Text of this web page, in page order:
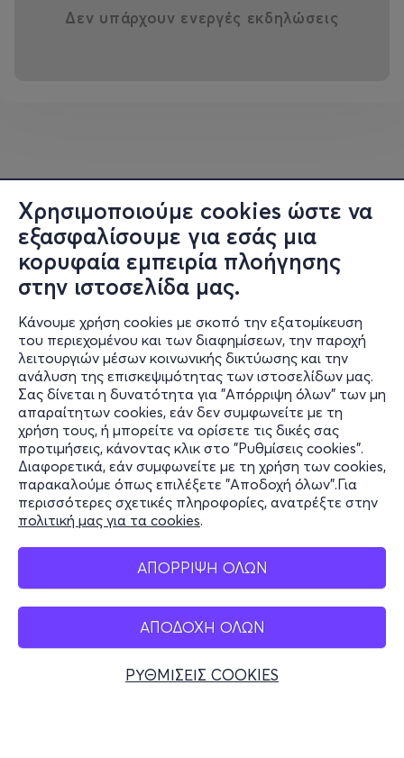
Χρησιμοποιούμε cookies ώστε να
εξασφαλίσουμε για εσάς μια
κορυφαία εμπειρία πλοήγησης
στην ιστοσελίδα μας.
Κάνουμε χρήση cookies με σκοπό την εξατομίκευση
του περιεχομένου και των διαφημίσεων, την παροχή
λειτουργιών μέσων κοινωνικής δικτύωσης και την
ανάλυση της επισκεψιμότητας των ιστοσελίδων μας.
Σας δίνεται η δυνατότητα για "Απόρριψη όλων" των μη
απαραίτητων cookies, εάν δεν συμφωνείτε με τη
χρήση τους, ή μπορείτε να ορίσετε τις δικές σας
προτιμήσεις, κάνοντας κλικ στο "Ρυθμίσεις cookies".
Διαφορετικά, εάν συμφωνείτε με τη χρήση των cookies,
παρακαλούμε όπως επιλέξετε "Αποδοχή όλων".Για
περισσότερες σχετικές πληροφορίες, ανατρέξτε στην
πολιτική μας για τα cookies.
ΑΠΟΡΡΙΨΗ ΟΛΩΝ
ΑΠΟΔΟΧΗ ΟΛΩΝ
ΡΥΘΜΙΣΕΙΣ COOKIES
Δεν υπάρχουν ενεργές εκδηλώσεις
Πληροφορίες
Υποστήριξη
Stay Connected
Mobile app